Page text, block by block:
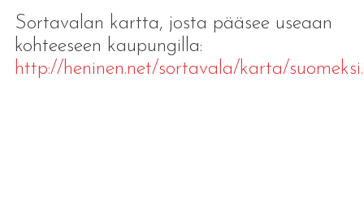
Sortavalan kartta, josta pääsee useaan
kohteeseen kaupungilla:
http://heninen.net/sortavala/karta/